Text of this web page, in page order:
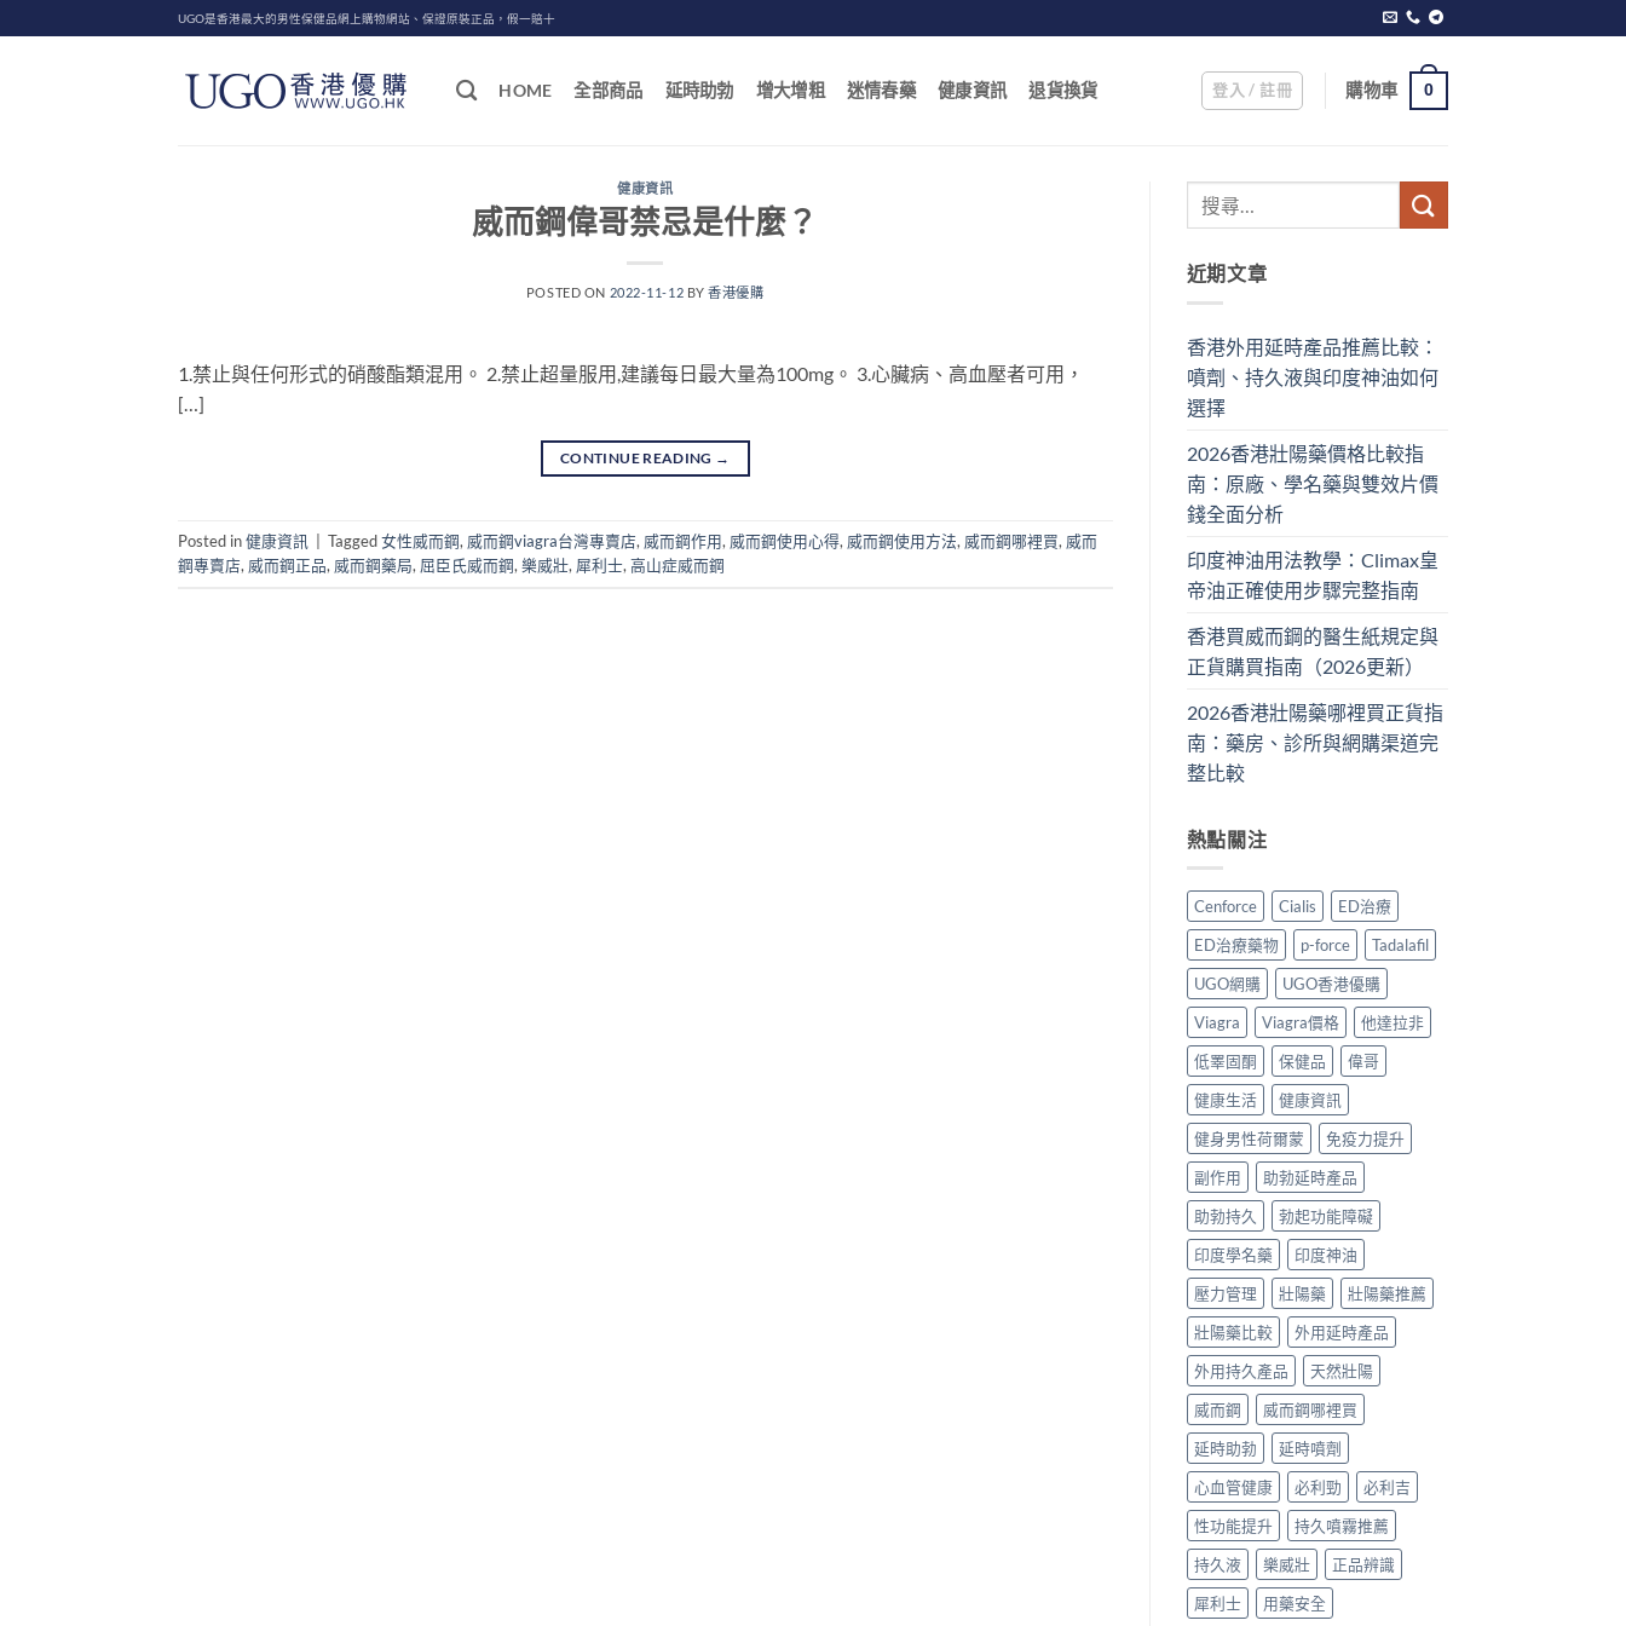
to
UGO是香港最大的男性保健品網上購物網站、保證原裝正品，假一賠十
HOME 全部商品 延時助勃 增大增粗 迷情春藥 健康資訊 退貨換貨 登入 / 註冊 購物車 0
健康資訊
威而鋼偉哥禁忌是什麼？
POSTED ON 2022-11-12 BY香港優購
1.禁止與任何形式的硝酸酯類混用。 2.禁止超量服用,建議每日最大量為100mg。 3.心臟病、高血壓者可用，
[…]
CONTINUE READING →
Posted in健康資訊 Tagged女性威而鋼, 威而鋼viagra台灣專賣店, 威而鋼作用, 威而鋼使用心得, 威而鋼使用方法, 威而鋼哪裡買, 威而
鋼專賣店, 威而鋼正品, 威而鋼藥局, 屈臣氏威而鋼, 樂威壯, 犀利士, 高山症威而鋼
近期文章
香港外用延時產品推薦比較：
噴劑、持久液與印度神油如何
選擇
2026香港壯陽藥價格比較指
南：原廠、學名藥與雙效片價
錢全面分析
印度神油用法教學：Climax皇
帝油正確使用步驟完整指南
香港買威而鋼的醫生紙規定與
正貨購買指南（2026更新）
2026香港壯陽藥哪裡買正貨指
南：藥房、診所與網購渠道完
整比較
熱點關注
Cenforce Cialis
ED治療
ED治療藥物
p-force
Tadalafil
UGO網購
UGO香港優購
Viagra
Viagra價格
他達拉非
低睪固酮
保健品
偉哥
健康生活
健康資訊
健身男性荷爾蒙
免疫力提升
副作用
助勃延時產品
助勃持久
勃起功能障礙
印度學名藥
印度神油
壓力管理
壯陽藥
壯陽藥推薦
壯陽藥比較
外用延時產品
外用持久產品
天然壯陽
威而鋼
威而鋼哪裡買
延時助勃
延時噴劑
心血管健康
必利勁
必利吉
性功能提升
持久噴霧推薦
持久液
樂威壯
正品辨識
犀利士
用藥安全